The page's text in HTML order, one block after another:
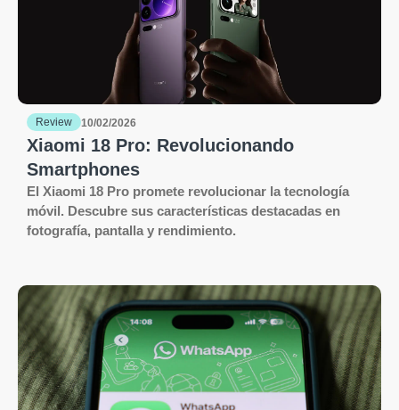
Review 10/02/2026
Xiaomi 18 Pro: Revolucionando
Smartphones
El Xiaomi 18 Pro promete revolucionar la tecnología
móvil. Descubre sus características destacadas en
fotografía, pantalla y rendimiento.